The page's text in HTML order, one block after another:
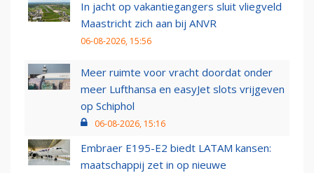
In jacht op vakantiegangers sluit vliegveld
Maastricht zich aan bij ANVR
06-08-2026, 15:56
Meer ruimte voor vracht doordat onder
meer Lufthansa en easyJet slots vrijgeven
op Schiphol
06-08-2026, 15:16
Embraer E195-E2 biedt LATAM kansen:
maatschappij zet in op nieuwe